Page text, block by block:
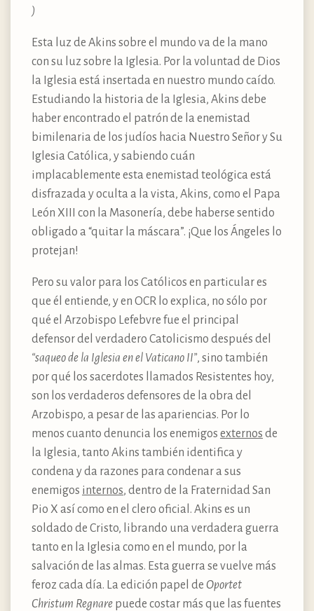
)
Esta luz de Akins sobre el mundo va de la mano
con su luz sobre la Iglesia. Por la voluntad de Dios
la Iglesia está insertada en nuestro mundo caído.
Estudiando la historia de la Iglesia, Akins debe
haber encontrado el patrón de la enemistad
bimilenaria de los judíos hacia Nuestro Señor y Su
Iglesia Católica, y sabiendo cuán
implacablemente esta enemistad teológica está
disfrazada y oculta a la vista, Akins, como el Papa
León XIII con la Masonería, debe haberse sentido
obligado a “quitar la máscara”. ¡Que los Ángeles lo
protejan!
Pero su valor para los Católicos en particular es
que él entiende, y en OCR lo explica, no sólo por
qué el Arzobispo Lefebvre fue el principal
defensor del verdadero Catolicismo después del
“saqueo de la Iglesia en el Vaticano II”, sino también
por qué los sacerdotes llamados Resistentes hoy,
son los verdaderos defensores de la obra del
Arzobispo, a pesar de las apariencias. Por lo
menos cuanto denuncia los enemigos externos de
la Iglesia, tanto Akins también identifica y
condena y da razones para condenar a sus
enemigos internos, dentro de la Fraternidad San
Pio X así como en el clero oficial. Akins es un
soldado de Cristo, librando una verdadera guerra
tanto en la Iglesia como en el mundo, por la
salvación de las almas. Esta guerra se vuelve más
feroz cada día. La edición papel de Oportet
Christum Regnare puede costar más que las fuentes